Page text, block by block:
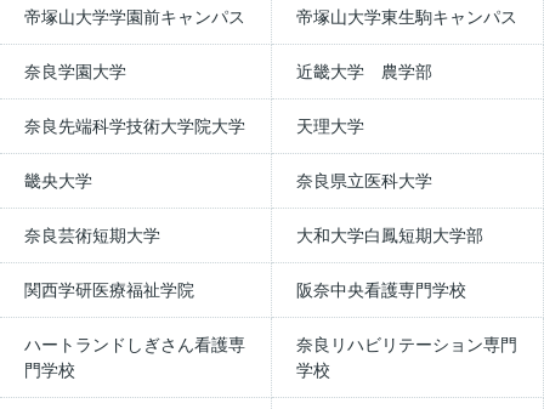
帝塚山大学学園前キャンパス 帝塚山大学東生駒キャンパス
奈良学園大学 近畿大学 農学部
奈良先端科学技術大学院大学 天理大学
畿央大学 奈良県立医科大学
奈良芸術短期大学 大和大学白鳳短期大学部
関西学研医療福祉学院 阪奈中央看護専門学校
ハートランドしぎさん看護専
門学校
奈良リハビリテーション専門
学校